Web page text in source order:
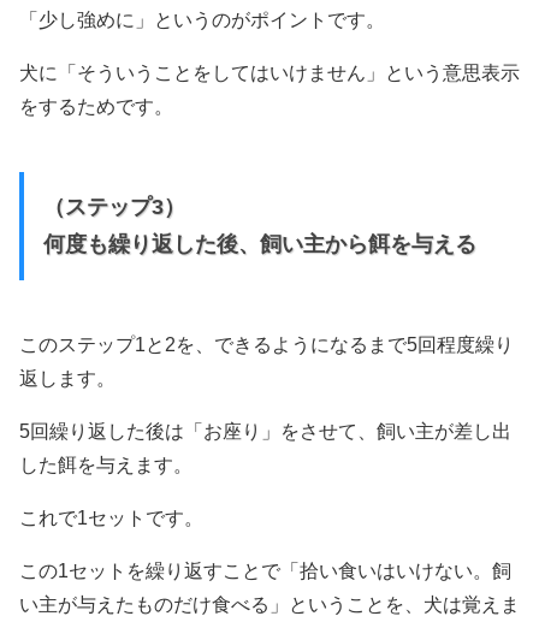
「少し強めに」というのがポイントです。
犬に「そういうことをしてはいけません」という意思表示
をするためです。
（ステップ3）
何度も繰り返した後、飼い主から餌を与える
このステップ1と2を、できるようになるまで5回程度繰り
返します。
5回繰り返した後は「お座り」をさせて、飼い主が差し出
した餌を与えます。
これで1セットです。
この1セットを繰り返すことで「拾い食いはいけない。飼
い主が与えたものだけ食べる」ということを、犬は覚えま